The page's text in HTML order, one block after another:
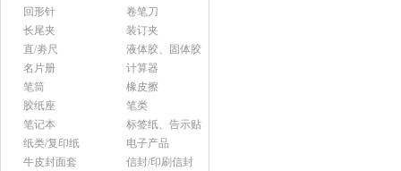
回形针
卷笔刀
长尾夹
装订夹
直/劵尺
液体胶、固体胶
名片册
计算器
笔筒
橡皮擦
胶纸座
笔类
笔记本
标签纸、告示贴
纸类/复印纸
电子产品
牛皮封面套
信封/印刷信封